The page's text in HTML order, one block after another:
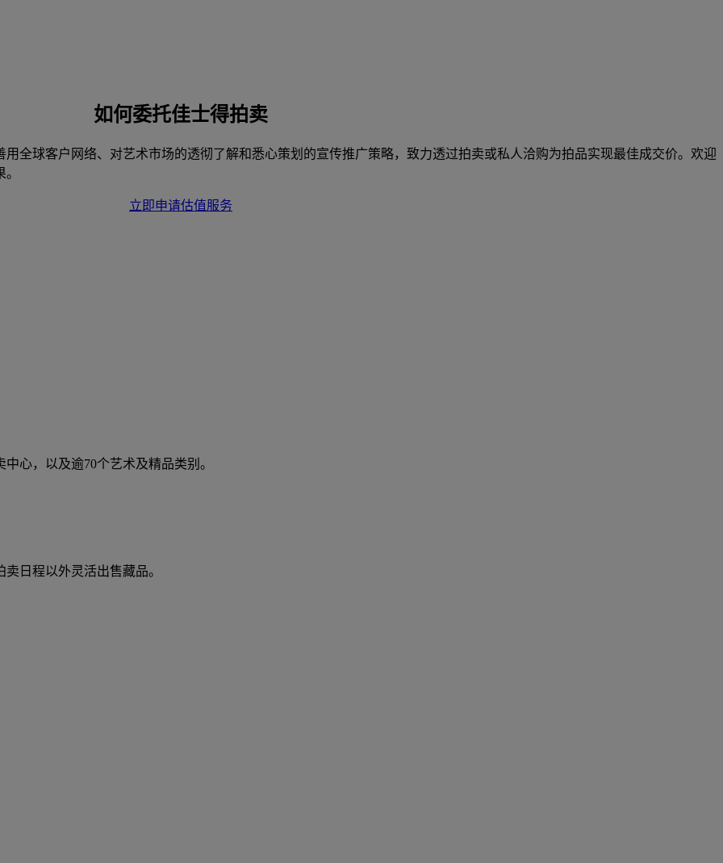
如何委托佳士得拍卖
全球客户网络、对艺术市场的透彻了解和悉心策划的宣传推广策略，致力透过拍卖或私人洽购为拍品实现最佳成交价。欢迎
立即申请估值服务
心，以及逾70个艺术及精品类别。
日程以外灵活出售藏品。